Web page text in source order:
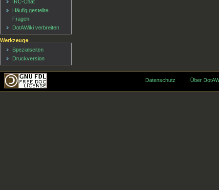
IRC-Chat
Häufig gestellte
Fragen
DotAWiki verbreiten
Werkzeuge
Spezialseiten
Druckversion
Datenschutz Über